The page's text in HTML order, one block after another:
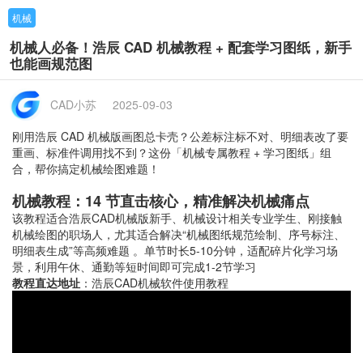
机械
机械人必备！浩辰 CAD 机械教程 + 配套学习图纸，新手
也能画规范图
CAD小苏
2025-09-03
刚用浩辰 CAD 机械版画图总卡壳？公差标注标不对、明细表改了要
重画、标准件调用找不到？这份「机械专属教程 + 学习图纸」组
合，帮你搞定机械绘图难题！
机械教程：14 节直击核心，精准解决机械痛点
该教程适合浩辰CAD机械版新手、机械设计相关专业学生、刚接触
机械绘图的职场人，尤其适合解决“机械图纸规范绘制、序号标注、
明细表生成”等高频难题 。单节时长5-10分钟，适配碎片化学习场
景，利用午休、通勤等短时间即可完成1-2节学习
教程直达地址 ： 浩辰CAD机械软件使用教程